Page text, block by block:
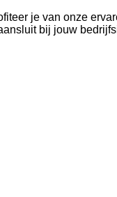
je van onze
bij jouw